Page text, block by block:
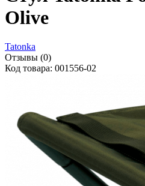
Olive
Tatonka
Отзывы (0)
Код товара: 001556-02